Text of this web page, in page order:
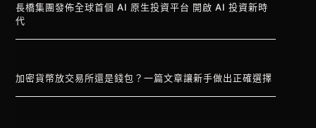
長橋集團發佈全球首個 AI 原生投資平台 開啟 AI 投資新時
代
加密貨幣放交易所還是錢包？一篇文章讓新手做出正確選擇